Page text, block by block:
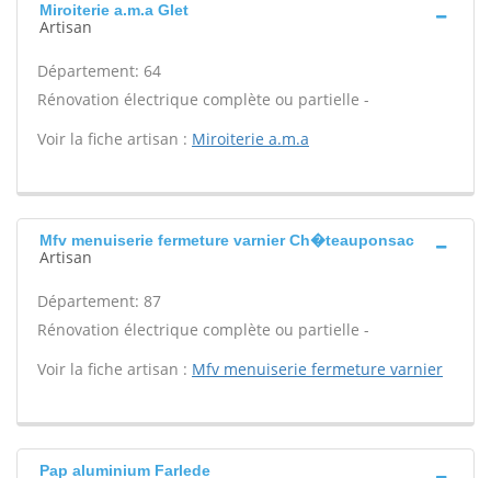
Miroiterie a.m.a Glet
Artisan
Département: 64
Rénovation électrique complète ou partielle -
Voir la fiche artisan : Miroiterie a.m.a
Mfv menuiserie fermeture varnier Ch�teauponsac
Artisan
Département: 87
Rénovation électrique complète ou partielle -
Voir la fiche artisan : Mfv menuiserie fermeture varnier
Pap aluminium Farlede